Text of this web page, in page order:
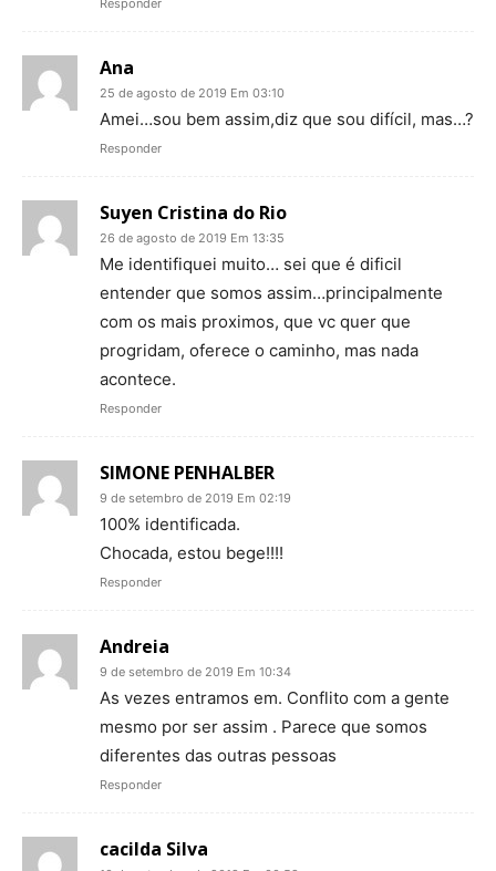
Responder
Ana
25 de agosto de 2019 Em 03:10
Amei…sou bem assim,diz que sou difícil, mas…?
Responder
Suyen Cristina do Rio
26 de agosto de 2019 Em 13:35
Me identifiquei muito… sei que é dificil
entender que somos assim…principalmente
com os mais proximos, que vc quer que
progridam, oferece o caminho, mas nada
acontece.
Responder
SIMONE PENHALBER
9 de setembro de 2019 Em 02:19
100% identificada.
Chocada, estou bege!!!!
Responder
Andreia
9 de setembro de 2019 Em 10:34
As vezes entramos em. Conflito com a gente
mesmo por ser assim . Parece que somos
diferentes das outras pessoas
Responder
cacilda Silva